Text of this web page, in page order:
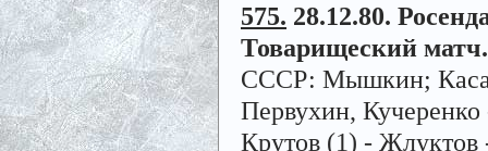
575. 28.12.80.
Товарищеский матч.
СССР: Мышкин;
Первухин,
Крутов (1) -